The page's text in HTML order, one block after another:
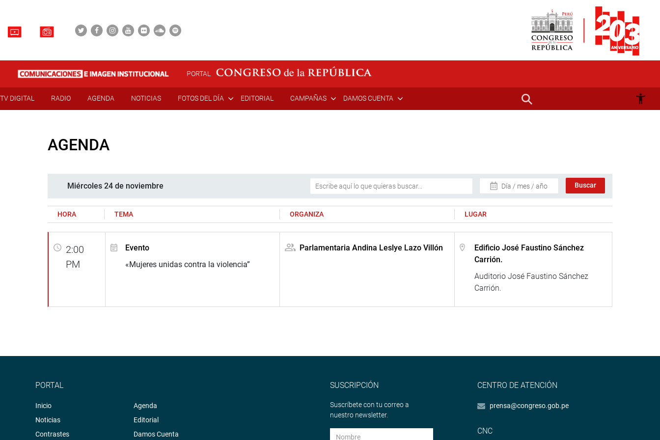
PORTAL
TV DIGITAL RADIO AGENDA NOTICIAS FOTOS DEL DÍA EDITORIAL CAMPAÑAS DAMOS CUENTA
AGENDA
Miércoles 24 de noviembre Día / mes / año
HORA TEMA ORGANIZA LUGAR
2:00
PM
Evento
«Mujeres unidas contra la violencia”
Parlamentaria Andina Leslye Lazo Villón
Edificio José Faustino Sánchez
Carrión.
Auditorio José Faustino Sánchez
Carrión.
PORTAL
Inicio
Noticias
Contrastes
Agenda
Editorial
Damos Cuenta
SUSCRIPCIÓN
Suscríbete con tu correo a
nuestro newsletter.
CENTRO DE ATENCIÓN
prensa@congreso.gob.pe
CNC